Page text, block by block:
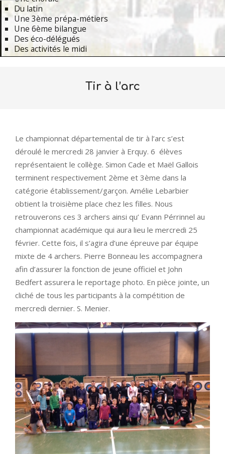
Du latin
Une 3ème prépa-métiers
Une 6ème bilangue
Des éco-délégués
Des activités le midi
Tir à l’arc
Le championnat départemental de tir à l’arc s’est
déroulé le mercredi 28 janvier à Erquy. 6 élèves
représentaient le collège. Simon Cade et Maël Gallois
terminent respectivement 2ème et 3ème dans la
catégorie établissement/garçon. Amélie Lebarbier
obtient la troisième place chez les filles. Nous
retrouverons ces 3 archers ainsi qu’ Evann Pérrinnel au
championnat académique qui aura lieu le mercredi 25
février. Cette fois, il s’agira d’une épreuve par équipe
mixte de 4 archers. Pierre Bonneau les accompagnera
afin d’assurer la fonction de jeune officiel et John
Bedfert assurera le reportage photo. En pièce jointe, un
cliché de tous les participants à la compétition de
mercredi dernier. S. Menier.